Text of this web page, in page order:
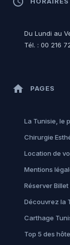
Du Lundi au
Tél. : 00 216
home PAGES
La Tunisie, le
Chirurgie
Location de
Mentions
Réserver
Découvrez la
Carthage
Top 5 des